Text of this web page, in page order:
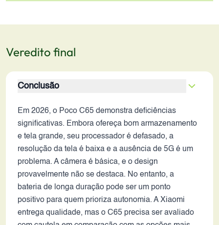
Veredito final
Conclusão
Em 2026, o Poco C65 demonstra deficiências
significativas. Embora ofereça bom armazenamento
e tela grande, seu processador é defasado, a
resolução da tela é baixa e a ausência de 5G é um
problema. A câmera é básica, e o design
provavelmente não se destaca. No entanto, a
bateria de longa duração pode ser um ponto
positivo para quem prioriza autonomia. A Xiaomi
entrega qualidade, mas o C65 precisa ser avaliado